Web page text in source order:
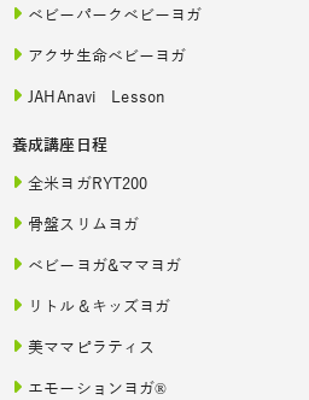
ベビーパークベビーヨガ
アクサ生命ベビーヨガ
JAHAnavi Lesson
養成講座日程
全米ヨガRYT200
骨盤スリムヨガ
ベビーヨガ&ママヨガ
リトル＆キッズヨガ
美ママピラティス
エモーションヨガ®